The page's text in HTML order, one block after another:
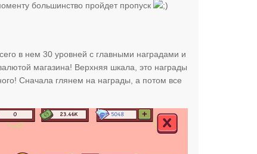
большинство пройдет пропуск
в нем 30 уровней с главными наградами и
магазина! Верхняя шкала, это награды
Сначала глянем на награды, а потом все